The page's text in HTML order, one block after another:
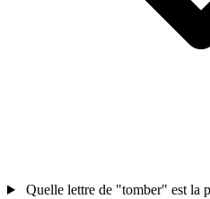
Quelle lettre de "tomber" est la